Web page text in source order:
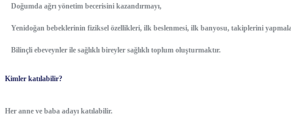
Doğumda ağrı yönetim becerisini kazandırmayı,
Yenidoğan bebeklerinin fiziksel özellikleri, ilk beslenmesi, ilk banyosu, takiplerini
Bilinçli ebeveynler ile sağlıklı bireyler sağlıklı toplum oluşturmaktır.
Kimler katılabilir?
Her anne ve baba adayı katılabilir.